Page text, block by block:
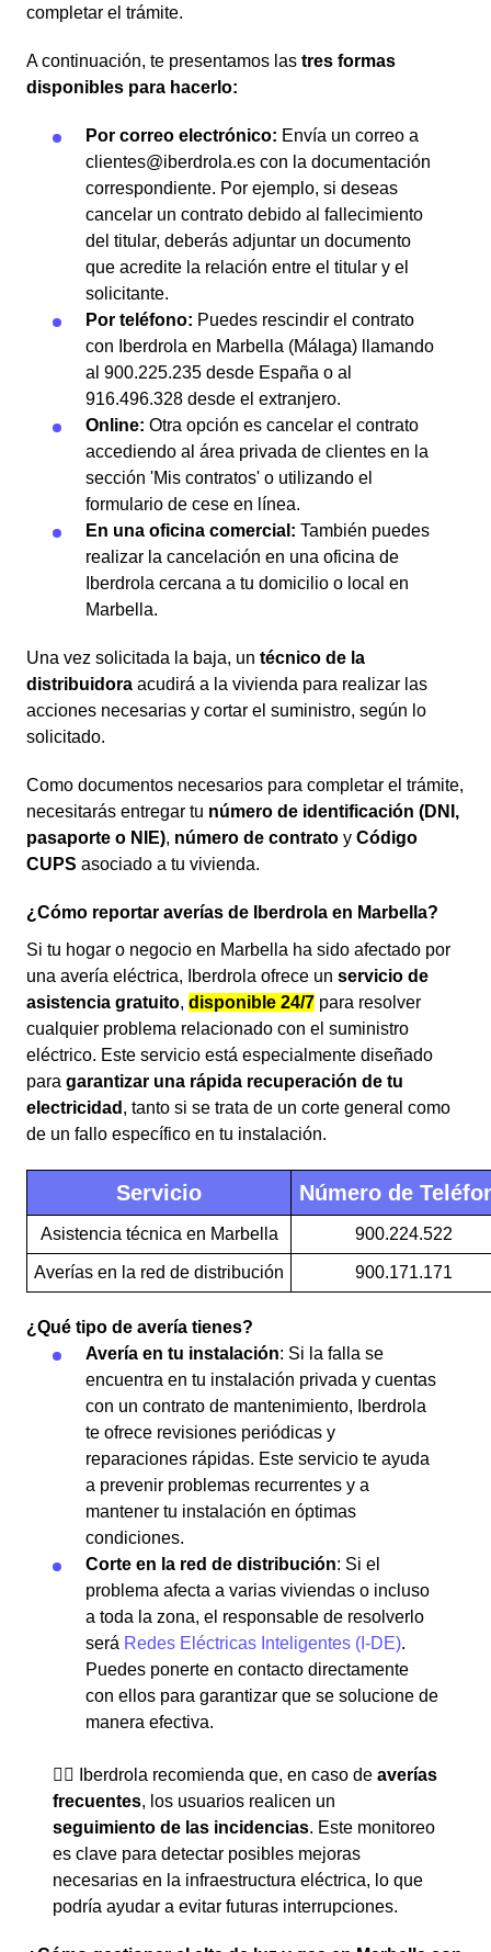
completar el trámite.
A continuación, te presentamos las tres formas
disponibles para hacerlo:
Por correo electrónico: Envía un correo a
clientes@iberdrola.es con la documentación
correspondiente. Por ejemplo, si deseas
cancelar un contrato debido al fallecimiento
del titular, deberás adjuntar un documento
que acredite la relación entre el titular y el
solicitante.
Por teléfono: Puedes rescindir el contrato
con Iberdrola en Marbella (Málaga) llamando
al 900.225.235 desde España o al
916.496.328 desde el extranjero.
Online: Otra opción es cancelar el contrato
accediendo al área privada de clientes en la
sección 'Mis contratos' o utilizando el
formulario de cese en línea.
En una oficina comercial: También puedes
realizar la cancelación en una oficina de
Iberdrola cercana a tu domicilio o local en
Marbella.
Una vez solicitada la baja, un técnico de la
distribuidora acudirá a la vivienda para realizar las
acciones necesarias y cortar el suministro, según lo
solicitado.
Como documentos necesarios para completar el trámite,
necesitarás entregar tu número de identificación (DNI,
pasaporte o NIE), número de contrato y Código
CUPS asociado a tu vivienda.
¿Cómo reportar averías de Iberdrola en Marbella?
Si tu hogar o negocio en Marbella ha sido afectado por
una avería eléctrica, Iberdrola ofrece un servicio de
asistencia gratuito, disponible 24/7 para resolver
cualquier problema relacionado con el suministro
eléctrico. Este servicio está especialmente diseñado
para garantizar una rápida recuperación de tu
electricidad , tanto si se trata de un corte general como
de un fallo específico en tu instalación.
Servicio Número de
Asistencia técnica en Marbella 900.224.522
Averías en la red de distribución 900.171.171
¿Qué tipo de avería tienes?
Avería en tu instalación: Si la falla se
encuentra en tu instalación privada y cuentas
con un contrato de mantenimiento, Iberdrola
te ofrece revisiones periódicas y
reparaciones rápidas. Este servicio te ayuda
a prevenir problemas recurrentes y a
mantener tu instalación en óptimas
condiciones.
Corte en la red de distribución: Si el
problema afecta a varias viviendas o incluso
a toda la zona, el responsable de resolverlo
será Redes Eléctricas Inteligentes (I-DE).
Puedes ponerte en contacto directamente
con ellos para garantizar que se solucione de
manera efectiva.
👉🏼 Iberdrola recomienda que, en caso de averías
frecuentes, los usuarios realicen un
seguimiento de las incidencias. Este monitoreo
es clave para detectar posibles mejoras
necesarias en la infraestructura eléctrica, lo que
podría ayudar a evitar futuras interrupciones.